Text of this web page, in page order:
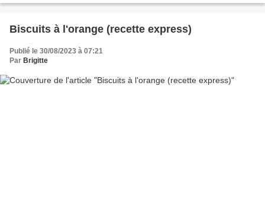
Biscuits à l'orange (recette express)
Publié le 30/08/2023 à 07:21
Par Brigitte